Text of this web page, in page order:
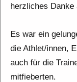
herzliches Danke
Es war ein
die Athlet/innen,
auch für die
mitfieberten.